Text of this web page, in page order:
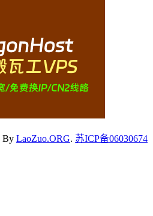
LaoZuo.ORG. 苏ICP备06030674